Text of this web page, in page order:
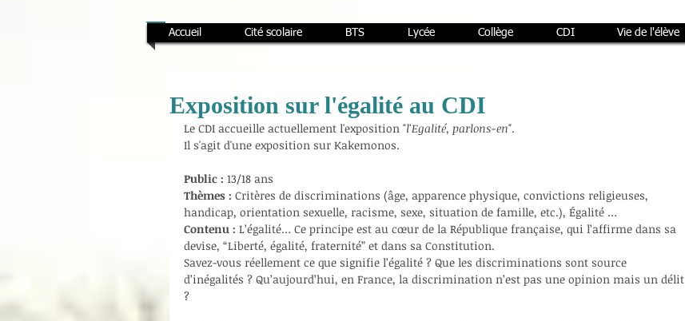
Accueil Cité scolaire BTS Lycée Collège CDI Vie de l'élève
Exposition sur l'égalité au CDI
Le CDI accueille actuellement l'exposition "l'Egalité, parlons-en".
Il s'agit d'une exposition sur Kakemonos.
Public : 13/18 ans
Thèmes : Critères de discriminations (âge, apparence physique, convictions religieuses,
handicap, orientation sexuelle, racisme, sexe, situation de famille, etc.), Égalité …
Contenu : L’égalité… Ce principe est au cœur de la République française, qui l’affirme dans sa
devise, “Liberté, égalité, fraternité” et dans sa Constitution.
Savez-vous réellement ce que signifie l’égalité ? Que les discriminations sont source
d’inégalités ? Qu’aujourd’hui, en France, la discrimination n’est pas une opinion mais un délit
?